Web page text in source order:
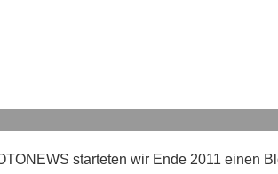
starteten wir Ende 2011 einen